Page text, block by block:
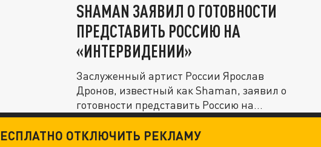
SHAMAN ЗАЯВИЛ О ГОТОВНОСТИ
ПРЕДСТАВИТЬ РОССИЮ НА
«ИНТЕРВИДЕНИИ»
Заслуженный артист России Ярослав
Дронов, известный как Shaman, заявил о
готовности представить Россию на...
ОТКЛЮЧИТЬ РЕКЛАМУ